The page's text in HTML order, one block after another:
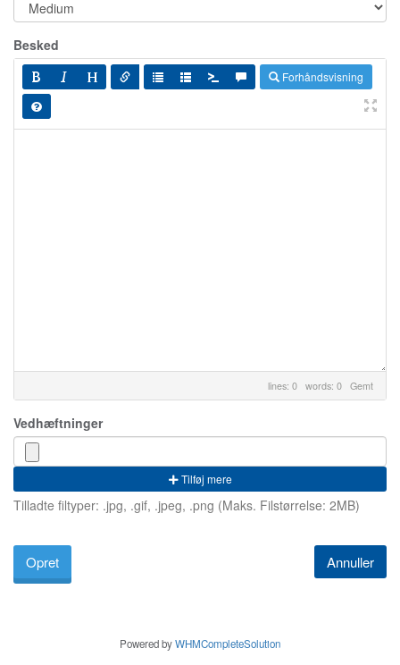
Besked
Forhåndsvisning
lines: 0 words: 0 Gemt
Vedhæftninger
Tilføj mere
Tilladte filtyper: .jpg, .gif, .jpeg, .png (Maks. Filstørrelse: 2MB)
Annuller
Powered byWHMCompleteSolution